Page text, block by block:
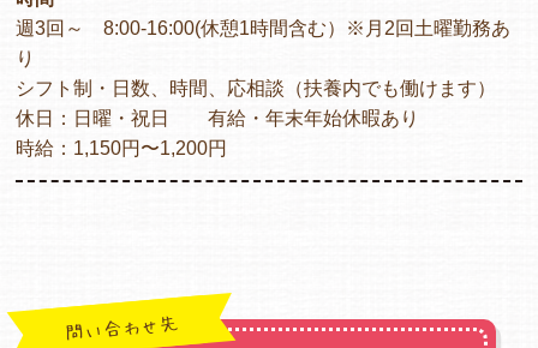
週3回～ 8:00-16:00(休憩1時間含む）※月2回土曜勤務あ
り
シフト制・日数、時間、応相談（扶養内でも働けます）
休日：日曜・祝日 有給・年末年始休暇あり
時給：1,150円〜1,200円
問い合わせ先